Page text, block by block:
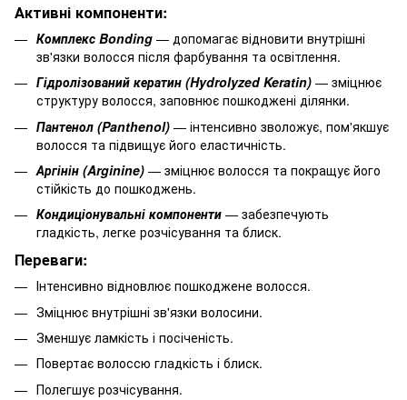
Активні компоненти:
Комплекс Bonding — допомагає відновити внутрішні
зв'язки волосся після фарбування та освітлення.
Гідролізований кератин (Hydrolyzed Keratin) — зміцнює
структуру волосся, заповнює пошкоджені ділянки.
Пантенол (Panthenol) — інтенсивно зволожує, пом'якшує
волосся та підвищує його еластичність.
Аргінін (Arginine) — зміцнює волосся та покращує його
стійкість до пошкоджень.
Кондиціонувальні компоненти — забезпечують
гладкість, легке розчісування та блиск.
Переваги:
Інтенсивно відновлює пошкоджене волосся.
Зміцнює внутрішні зв'язки волосини.
Зменшує ламкість і посіченість.
Повертає волоссю гладкість і блиск.
Полегшує розчісування.